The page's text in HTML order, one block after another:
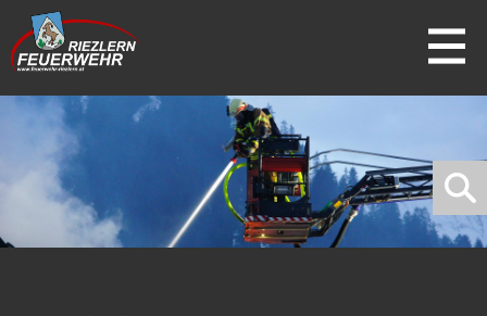
direkt zur Navigation
direkt zum Inhalt